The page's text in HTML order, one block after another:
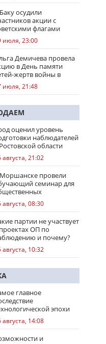
осудили
акции с
флагами
июля, 23:00
Демичева провела
в День памяти
жертв войны в
июля, 21:48
оценил уровень
наблюдателей
области
августа, 21:02
провели
семинар для
августа, 08:30
партии не участвует
ОП по
и почему?
августа, 10:32
главное
эпохи
августа, 14:08
и